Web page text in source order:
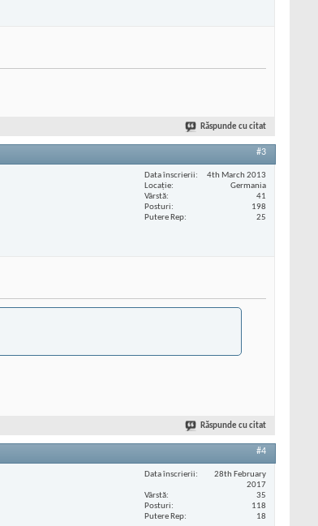
Răspunde cu citat
#3
Data înscrierii
4th March 2013
Locaţie
Germania
Vârstă
41
Posturi
198
Putere Rep
25
Răspunde cu citat
#4
Data înscrierii
28th February
2017
Vârstă
35
Posturi
118
Putere Rep
18